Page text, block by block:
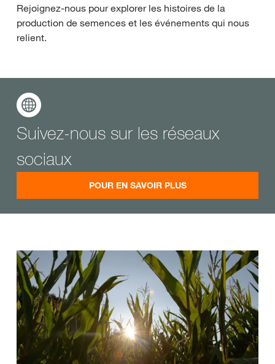
Rejoignez-nous pour explorer les histoires de la
production de semences et les événements qui nous
relient.
Suivez-nous sur les réseaux
sociaux
POUR EN SAVOIR PLUS